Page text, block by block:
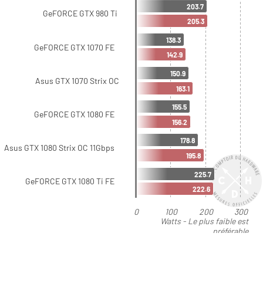
Watts - Le plus faible est
préférable
0 100 200 300
GeFORCE GTX 980 Ti
GeFORCE GTX 1070 FE
Asus GTX 1070 Strix OC
GeFORCE GTX 1080 FE
Asus GTX 1080 Strix OC 11Gbps
GeFORCE GTX 1080 Ti FE
203.7
138.3
150.9
155.5
178.8
225.7
205.3
142.9
163.1
156.2
195.8
222.6